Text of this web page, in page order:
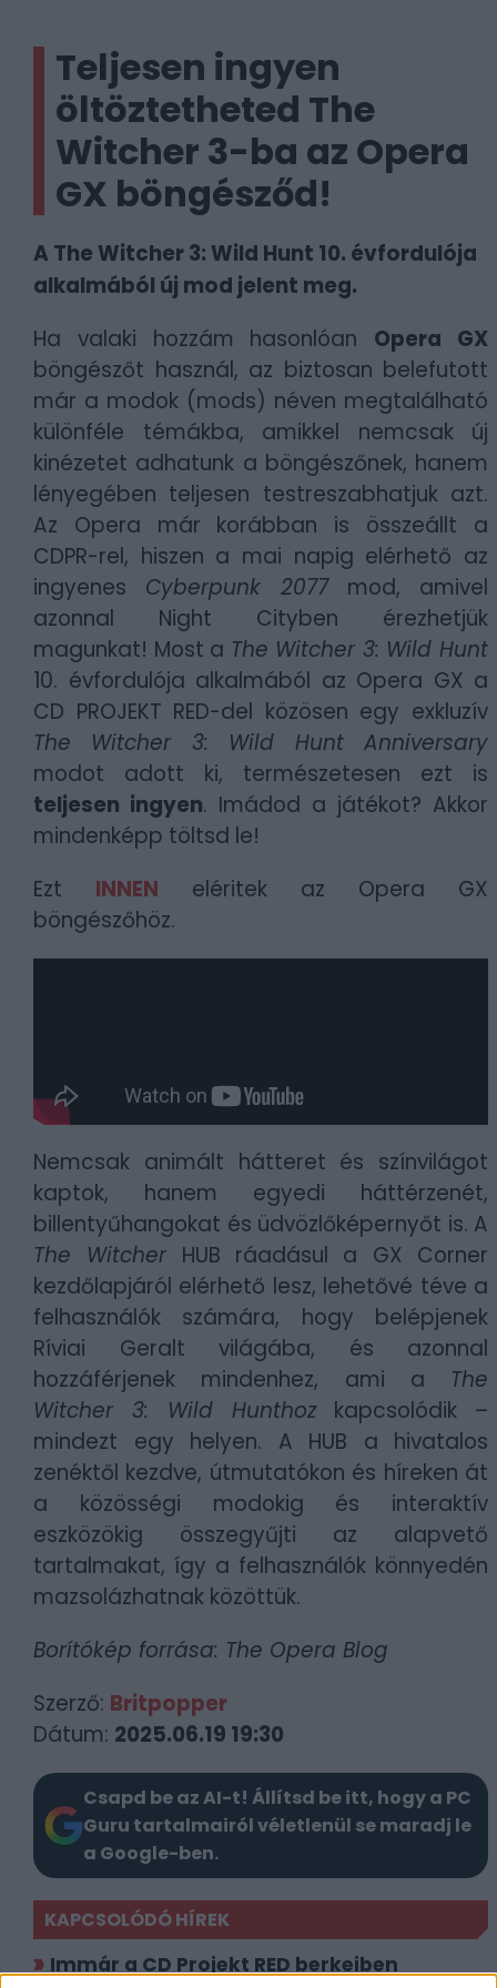
Teljesen ingyen
öltöztetheted The
Witcher 3-ba az Opera
GX böngésződ!
A The Witcher 3: Wild Hunt 10. évfordulója
alkalmából új mod jelent meg.
Ha valaki hozzám hasonlóan Opera GX
böngészőt használ, az biztosan belefutott
már a modok (mods) néven megtalálható
különféle témákba, amikkel nemcsak új
kinézetet adhatunk a böngészőnek, hanem
lényegében teljesen testreszabhatjuk azt.
Az Opera már korábban is összeállt a
CDPR-rel, hiszen a mai napig elérhető az
ingyenes Cyberpunk 2077mod, amivel
azonnal Night Cityben érezhetjük
magunkat! Most a The Witcher 3: Wild Hunt
10. évfordulója alkalmából az Opera GX a
CD PROJEKT RED-del közösen egy exkluzív
The Witcher 3: Wild Hunt Anniversary
modot adott ki, természetesen ezt is
teljesen ingyen. Imádod a játékot? Akkor
mindenképp töltsd le!
Ezt INNEN eléritek az Opera GX
böngészőhöz.
Nemcsak animált hátteret és színvilágot
kaptok, hanem egyedi háttérzenét,
billentyűhangokat és üdvözlőképernyőt is. A
The Witcher HUB ráadásul a GX Corner
kezdőlapjáról elérhető lesz, lehetővé téve a
felhasználók számára, hogy belépjenek
Ríviai Geralt világába, és azonnal
hozzáférjenek mindenhez, ami a The
Witcher 3: Wild Hunthozkapcsolódik –
mindezt egy helyen. A HUB a hivatalos
zenéktől kezdve, útmutatókon és híreken át
a közösségi modokig és interaktív
eszközökig összegyűjti az alapvető
tartalmakat, így a felhasználók könnyedén
mazsolázhatnak közöttük.
Borítókép forrása: The Opera Blog
Szerző: Britpopper
Dátum: 2025.06.19 19:30
Csapd be az AI-t! Állítsd be itt, hogy a PC
Guru tartalmairól véletlenül se maradj le
a Google-ben.
KAPCSOLÓDÓ HÍREK
Immár a CD Projekt RED berkeiben